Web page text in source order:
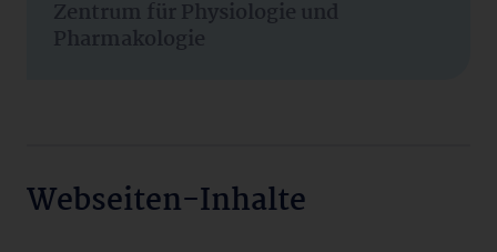
Zentrum für Physiologie und
Pharmakologie
Webseiten-Inhalte